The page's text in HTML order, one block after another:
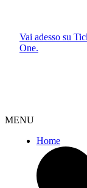
Vai adesso su
One.
MENU
Home